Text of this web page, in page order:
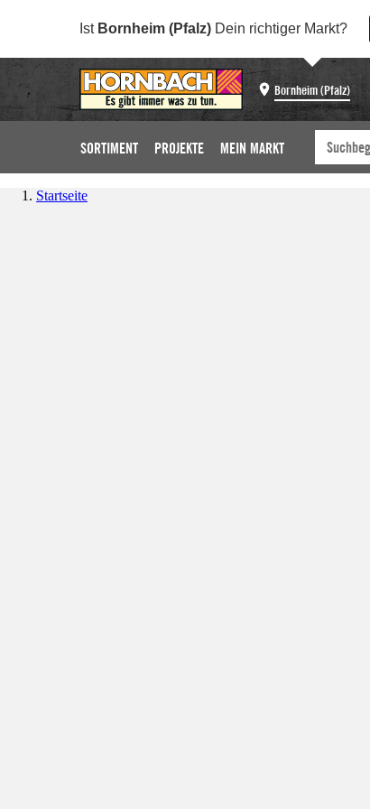
Ist Bornheim (Pfalz) Dein richtiger Markt?
Bornheim (Pfalz)
SORTIMENT PROJEKTE MEIN MARKT
Startseite